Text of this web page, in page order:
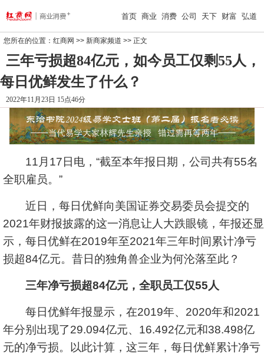
首页 商业 消费 公司 天下 财富 弘道
您所在的位置： 红商网 >> 新商家频道 >> 正文
三年亏损超84亿元，如今员工仅剩55人，
每日优鲜发生了什么？
2022年11月23日 15点46分
11月17日电，“截至本年报日期，公司共有55名
全职雇员。”
近日，每日优鲜向美国证券交易委员会提交的
2021年财报披露的这一消息让人大跌眼镜，年报还显
示，每日优鲜在2019年至2021年三年时间累计净亏
损超84亿元。昔日的独角兽企业为何沦落至此？
三年净亏损超84亿元，全职员工仅55人
每日优鲜年报显示，在2019年、2020年和2021
年分别出现了29.094亿元、16.492亿元和38.498亿
元的净亏损。以此计算，这三年，每日优鲜累计净亏